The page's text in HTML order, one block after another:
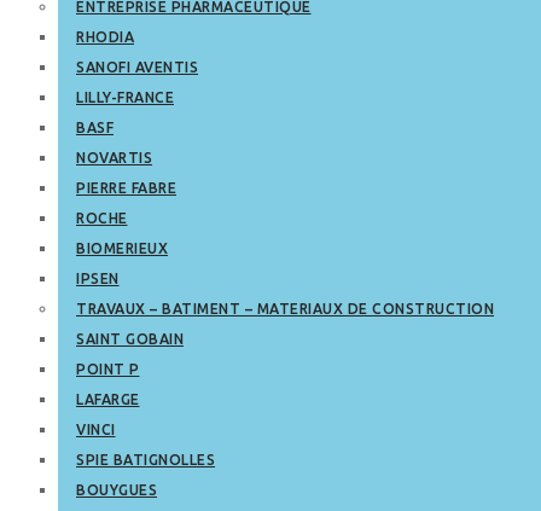
ENTREPRISE PHARMACEUTIQUE
RHODIA
SANOFI AVENTIS
LILLY-FRANCE
BASF
NOVARTIS
PIERRE FABRE
ROCHE
BIOMERIEUX
IPSEN
TRAVAUX – BATIMENT – MATERIAUX DE CONSTRUCTION
SAINT GOBAIN
POINT P
LAFARGE
VINCI
SPIE BATIGNOLLES
BOUYGUES